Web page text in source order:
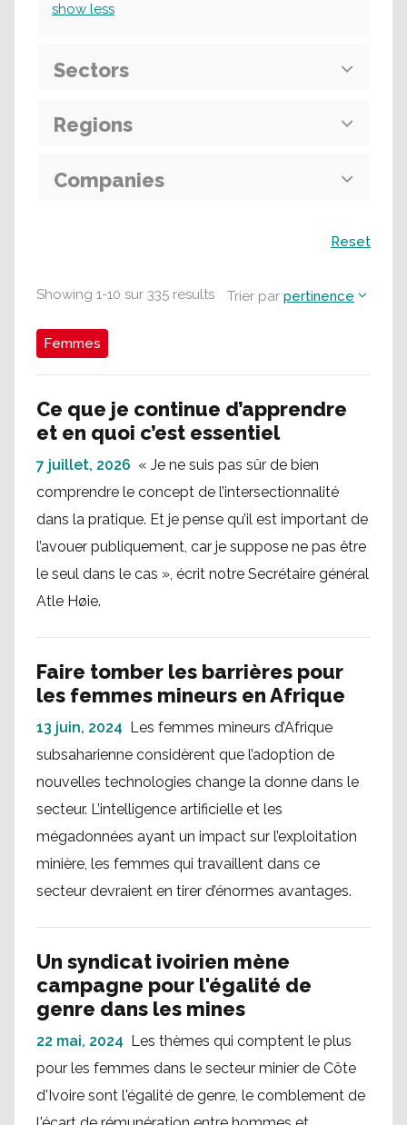
Showing 1-10 sur 335 results Trier par pertinence
Femmes
Ce que je continue d’apprendre
et en quoi c’est essentiel
7 juillet, 2026 « Je ne suis pas sûr de bien
comprendre le concept de l’intersectionnalité
dans la pratique. Et je pense qu’il est important de
l’avouer publiquement, car je suppose ne pas être
le seul dans le cas », écrit notre Secrétaire général
Atle Høie.
Faire tomber les barrières pour
les femmes mineurs en Afrique
13 juin, 2024 Les femmes mineurs d’Afrique
subsaharienne considèrent que l’adoption de
nouvelles technologies change la donne dans le
secteur. L’intelligence artificielle et les
mégadonnées ayant un impact sur l’exploitation
minière, les femmes qui travaillent dans ce
secteur devraient en tirer d’énormes avantages.
Un syndicat ivoirien mène
campagne pour l'égalité de
genre dans les mines
22 mai, 2024 Les thèmes qui comptent le plus
pour les femmes dans le secteur minier de Côte
d'Ivoire sont l'égalité de genre, le comblement de
show less
Sectors
Regions
Companies
Reset